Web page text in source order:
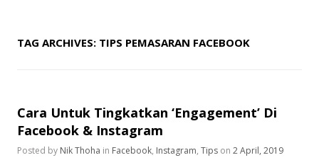
TAG ARCHIVES: TIPS PEMASARAN FACEBOOK
Cara Untuk Tingkatkan ‘Engagement’ Di
Facebook & Instagram
Posted by Nik Thoha in Facebook, Instagram, Tips on 2 April, 2019